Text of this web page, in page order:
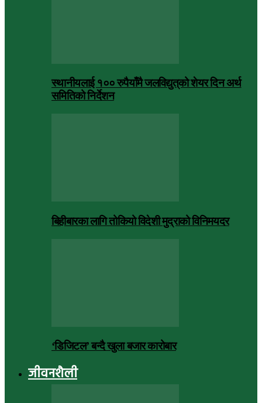
स्थानीयलाई १०० रुपैयाँमै जलविद्युत्‌को शेयर दिन अर्थ
समितिको निर्देशन
बिहीबारका लागि तोकियो विदेशी मुद्राको विनिमयदर
‘डिजिटल’ बन्दै खुला बजार कारोबार
जीवनशैली